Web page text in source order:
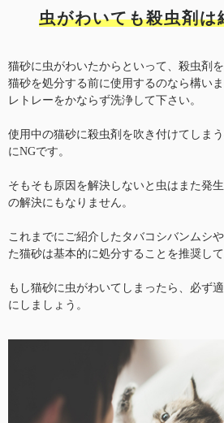
虫がわいても殺虫剤は
猫砂に虫がわいたからといって、殺虫剤
猫砂を処分する前に使用するのなら構い
レトレーをかならず洗浄して下さい。
使用中の猫砂に殺虫剤を吹き付けてしま
にNGです。
そもそも原因を解決しないと虫はまた発
の解決にもなりません。
これまでにご紹介したタバコシバンムシ
た猫砂は基本的に処分することを推奨して
もし猫砂に虫がわいてしまったら、必ず
にしましょう。